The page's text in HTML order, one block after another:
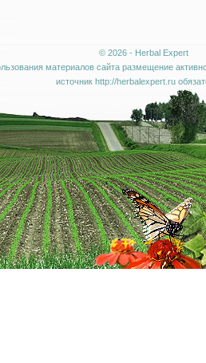
© 2026 - Herbal Expert
материалов сайта размещение
источник http://herbalexpert.ru